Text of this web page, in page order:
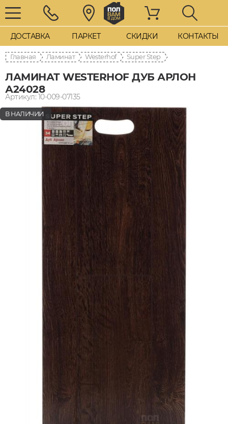
ДОСТАВКА ПАРКЕТ СКИДКИ КОНТАКТЫ
Главная Ламинат Westerhof Super Step
ЛАМИНАТ WESTERHOF ДУБ АРЛОН
А24028
Артикул: 10-009-07135
В НАЛИЧИИ